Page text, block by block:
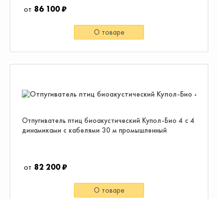
86 100 ₽
О товаре
Отпугиватель птиц биоакустический Купол-Био 4 с 4
динамиками с кабелями 30 м промышленный
82 200 ₽
О товаре